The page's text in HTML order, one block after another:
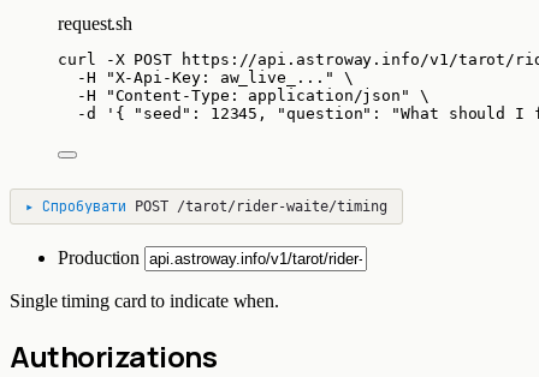
request.sh
curl -X POST
https://api.astroway.info/v1/tarot/
-H
"X-Api-Key: aw_live_... "
\
-H
"Content-Type: application/json "
\
-d
' { "seed": 12345, "question": "What should I
▸ Спробувати POST /tarot/rider-waite/timing
Production
Single timing card to indicate when.
Authorizations